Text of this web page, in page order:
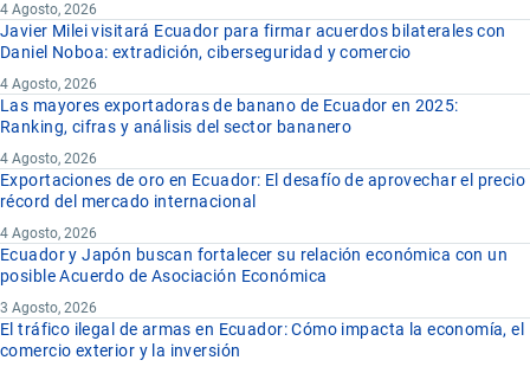
4 Agosto, 2026
Javier Milei visitará Ecuador para firmar acuerdos bilaterales con
Daniel Noboa: extradición, ciberseguridad y comercio
4 Agosto, 2026
Las mayores exportadoras de banano de Ecuador en 2025:
Ranking, cifras y análisis del sector bananero
4 Agosto, 2026
Exportaciones de oro en Ecuador: El desafío de aprovechar el precio
récord del mercado internacional
4 Agosto, 2026
Ecuador y Japón buscan fortalecer su relación económica con un
posible Acuerdo de Asociación Económica
3 Agosto, 2026
El tráfico ilegal de armas en Ecuador: Cómo impacta la economía, el
comercio exterior y la inversión